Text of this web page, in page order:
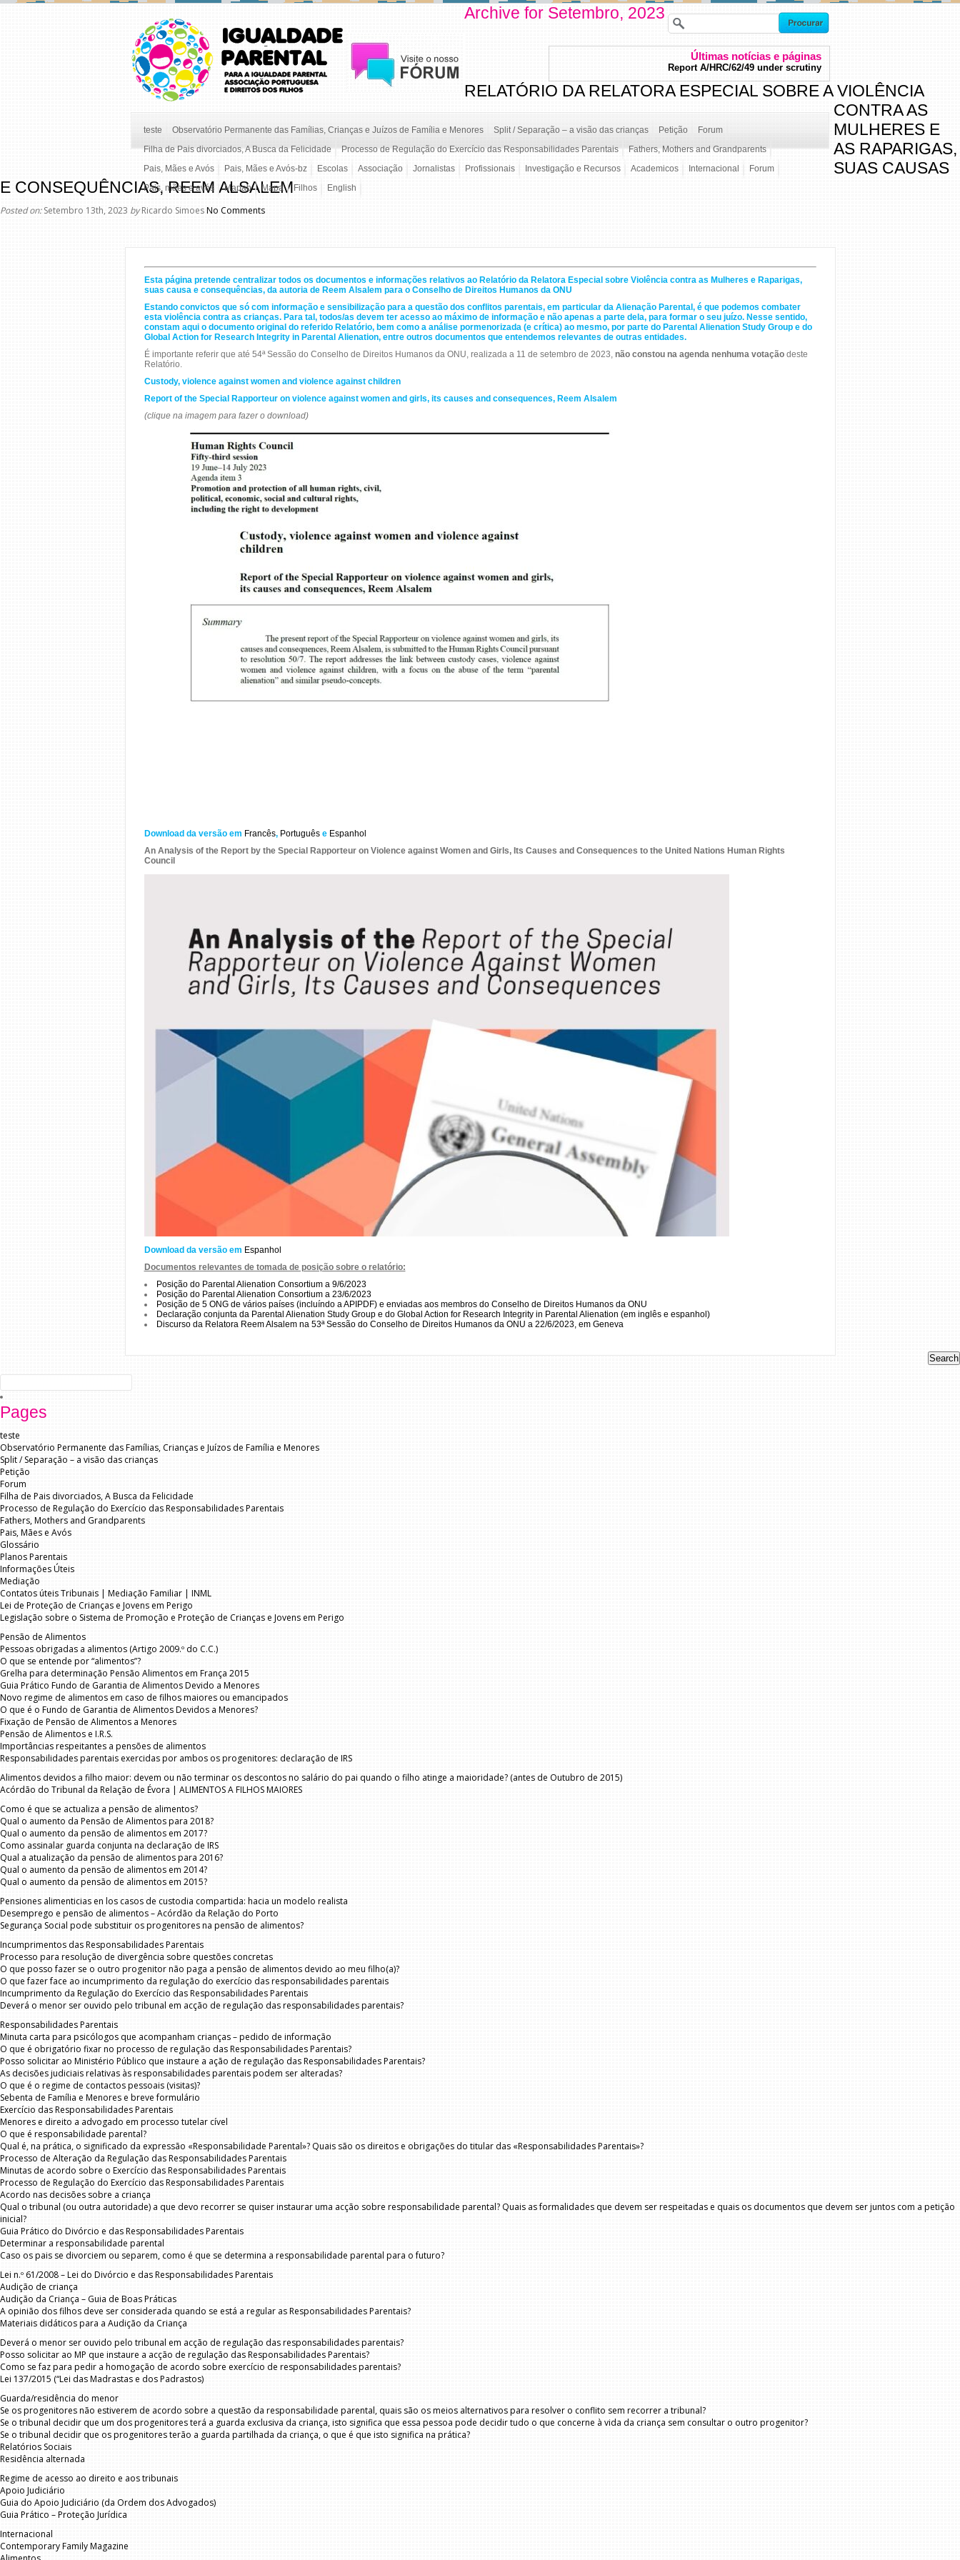
Últimas notícias e páginas
Report A/HRC/62/49 under scrutiny
teste Observatório Permanente das Famílias, Crianças e Juízos de Família e Menores Split / Separação – a visão das crianças Petição
Forum
Filha de Pais divorciados, A Busca da Felicidade
Processo de Regulação do Exercício das Responsabilidades Parentais
Fathers, Mothers and Grandparents
Pais, Mães e Avós
Pais, Mães e Avós-bz Escolas Associação Jornalistas Profissionais Investigação e Recursos Academicos Internacional
Forum
Pais, mães e avós
Mapab Mapa Filhos English
Archive for Setembro, 2023
RELATÓRIO DA RELATORA ESPECIAL SOBRE A VIOLÊNCIA
CONTRA AS
MULHERES E
AS RAPARIGAS,
SUAS CAUSAS
E CONSEQUÊNCIAS, REEM ALSALEM
Posted on:Setembro 13th, 2023 byRicardo SimoesNo Comments
Esta página pretende centralizar todos os documentos e informações relativos ao Relatório da Relatora Especial sobre Violência contra as Mulheres e Raparigas,
suas causa e consequências, da autoria de Reem Alsalem para o Conselho de Direitos Humanos da ONU
Estando convictos que só com informação e sensibilização para a questão dos conflitos parentais, em particular da Alienação Parental, é que podemos combater
esta violência contra as crianças. Para tal, todos/as devem ter acesso ao máximo de informação e não apenas a parte dela, para formar o seu juízo. Nesse sentido,
constam aqui o documento original do referido Relatório, bem como a análise pormenorizada (e crítica) ao mesmo, por parte do Parental Alienation Study Group e do
Global Action for Research Integrity in Parental Alienation, entre outros documentos que entendemos relevantes de outras entidades.
É importante referir que até 54ª Sessão do Conselho de Direitos Humanos da ONU, realizada a 11 de setembro de 2023, não constou na agenda nenhuma votação deste
Relatório.
Custody, violence against women and violence against children
Report of the Special Rapporteur on violence against women and girls, its causes and consequences, Reem Alsalem
(clique na imagem para fazer o download)
Download da versão em Francês, Português e Espanhol
An Analysis of the Report by the Special Rapporteur on Violence against Women and Girls, Its Causes and Consequences to the United Nations Human Rights
Council
Download da versão em Espanhol
Documentos relevantes de tomada de posição sobre o relatório:
Posição do Parental Alienation Consortium a 9/6/2023
Posição do Parental Alienation Consortium a 23/6/2023
Posição de 5 ONG de vários países (incluíndo a APIPDF) e enviadas aos membros do Conselho de Direitos Humanos da ONU
Declaração conjunta da Parental Alienation Study Group e do Global Action for Research Integrity in Parental Alienation (em inglês e espanhol)
Discurso da Relatora Reem Alsalem na 53ª Sessão do Conselho de Direitos Humanos da ONU a 22/6/2023, em Geneva
for:
Pages
teste
Observatório Permanente das Famílias, Crianças e Juízos de Família e Menores
Split / Separação – a visão das crianças
Petição
Forum
Filha de Pais divorciados, A Busca da Felicidade
Processo de Regulação do Exercício das Responsabilidades Parentais
Fathers, Mothers and Grandparents
Pais, Mães e Avós
Glossário
Planos Parentais
Informações Úteis
Mediação
Contatos úteis Tribunais | Mediação Familiar | INML
Lei de Proteção de Crianças e Jovens em Perigo
Legislação sobre o Sistema de Promoção e Proteção de Crianças e Jovens em Perigo
Pensão de Alimentos
Pessoas obrigadas a alimentos (Artigo 2009.º do C.C.)
O que se entende por “alimentos”?
Grelha para determinação Pensão Alimentos em França 2015
Guia Prático Fundo de Garantia de Alimentos Devido a Menores
Novo regime de alimentos em caso de filhos maiores ou emancipados
O que é o Fundo de Garantia de Alimentos Devidos a Menores?
Fixação de Pensão de Alimentos a Menores
Pensão de Alimentos e I.R.S.
Importâncias respeitantes a pensões de alimentos
Responsabilidades parentais exercidas por ambos os progenitores: declaração de IRS
Alimentos devidos a filho maior: devem ou não terminar os descontos no salário do pai quando o filho atinge a maioridade? (antes de Outubro de 2015)
Acórdão do Tribunal da Relação de Évora | ALIMENTOS A FILHOS MAIORES
Como é que se actualiza a pensão de alimentos?
Qual o aumento da Pensão de Alimentos para 2018?
Qual o aumento da pensão de alimentos em 2017?
Como assinalar guarda conjunta na declaração de IRS
Qual a atualização da pensão de alimentos para 2016?
Qual o aumento da pensão de alimentos em 2014?
Qual o aumento da pensão de alimentos em 2015?
Pensiones alimenticias en los casos de custodia compartida: hacia un modelo realista
Desemprego e pensão de alimentos – Acórdão da Relação do Porto
Segurança Social pode substituir os progenitores na pensão de alimentos?
Incumprimentos das Responsabilidades Parentais
Processo para resolução de divergência sobre questões concretas
O que posso fazer se o outro progenitor não paga a pensão de alimentos devido ao meu filho(a)?
O que fazer face ao incumprimento da regulação do exercício das responsabilidades parentais
Incumprimento da Regulação do Exercício das Responsabilidades Parentais
Deverá o menor ser ouvido pelo tribunal em acção de regulação das responsabilidades parentais?
Responsabilidades Parentais
Minuta carta para psicólogos que acompanham crianças – pedido de informação
O que é obrigatório fixar no processo de regulação das Responsabilidades Parentais?
Posso solicitar ao Ministério Público que instaure a ação de regulação das Responsabilidades Parentais?
As decisões judiciais relativas às responsabilidades parentais podem ser alteradas?
O que é o regime de contactos pessoais (visitas)?
Sebenta de Família e Menores e breve formulário
Exercício das Responsabilidades Parentais
Menores e direito a advogado em processo tutelar cível
O que é responsabilidade parental?
Qual é, na prática, o significado da expressão «Responsabilidade Parental»? Quais são os direitos e obrigações do titular das «Responsabilidades Parentais»?
Processo de Alteração da Regulação das Responsabilidades Parentais
Minutas de acordo sobre o Exercício das Responsabilidades Parentais
Processo de Regulação do Exercício das Responsabilidades Parentais
Acordo nas decisões sobre a criança
Qual o tribunal (ou outra autoridade) a que devo recorrer se quiser instaurar uma acção sobre responsabilidade parental? Quais as formalidades que devem ser respeitadas e quais os documentos que devem ser juntos com a petição
inicial?
Guia Prático do Divórcio e das Responsabilidades Parentais
Determinar a responsabilidade parental
Caso os pais se divorciem ou separem, como é que se determina a responsabilidade parental para o futuro?
Lei n.º 61/2008 – Lei do Divórcio e das Responsabilidades Parentais
Audição de criança
Audição da Criança – Guia de Boas Práticas
A opinião dos filhos deve ser considerada quando se está a regular as Responsabilidades Parentais?
Materiais didáticos para a Audição da Criança
Deverá o menor ser ouvido pelo tribunal em acção de regulação das responsabilidades parentais?
Posso solicitar ao MP que instaure a acção de regulação das Responsabilidades Parentais?
Como se faz para pedir a homogação de acordo sobre exercício de responsabilidades parentais?
Lei 137/2015 (“Lei das Madrastas e dos Padrastos)
Guarda/residência do menor
Se os progenitores não estiverem de acordo sobre a questão da responsabilidade parental, quais são os meios alternativos para resolver o conflito sem recorrer a tribunal?
Se o tribunal decidir que um dos progenitores terá a guarda exclusiva da criança, isto significa que essa pessoa pode decidir tudo o que concerne à vida da criança sem consultar o outro progenitor?
Se o tribunal decidir que os progenitores terão a guarda partilhada da criança, o que é que isto significa na prática?
Relatórios Sociais
Residência alternada
Regime de acesso ao direito e aos tribunais
Apoio Judiciário
Guia do Apoio Judiciário (da Ordem dos Advogados)
Guia Prático – Proteção Jurídica
Internacional
Contemporary Family Magazine